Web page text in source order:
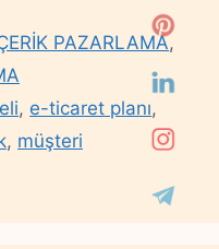
PAZARLAMA,
, e-ticaret planı,
, müşteri